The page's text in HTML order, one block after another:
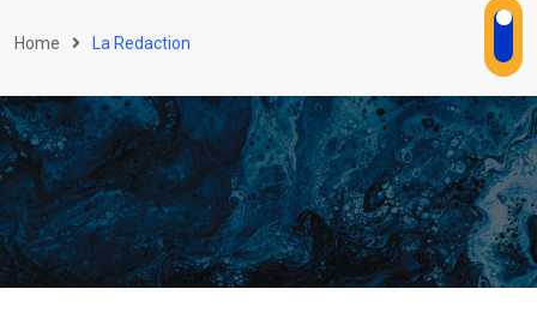
Home La Redaction